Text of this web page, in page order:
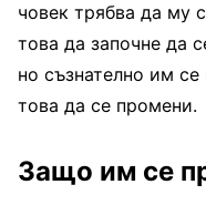
човек трябва да му
това да започне да
но съзнателно им
това да се промени.
Защо им се